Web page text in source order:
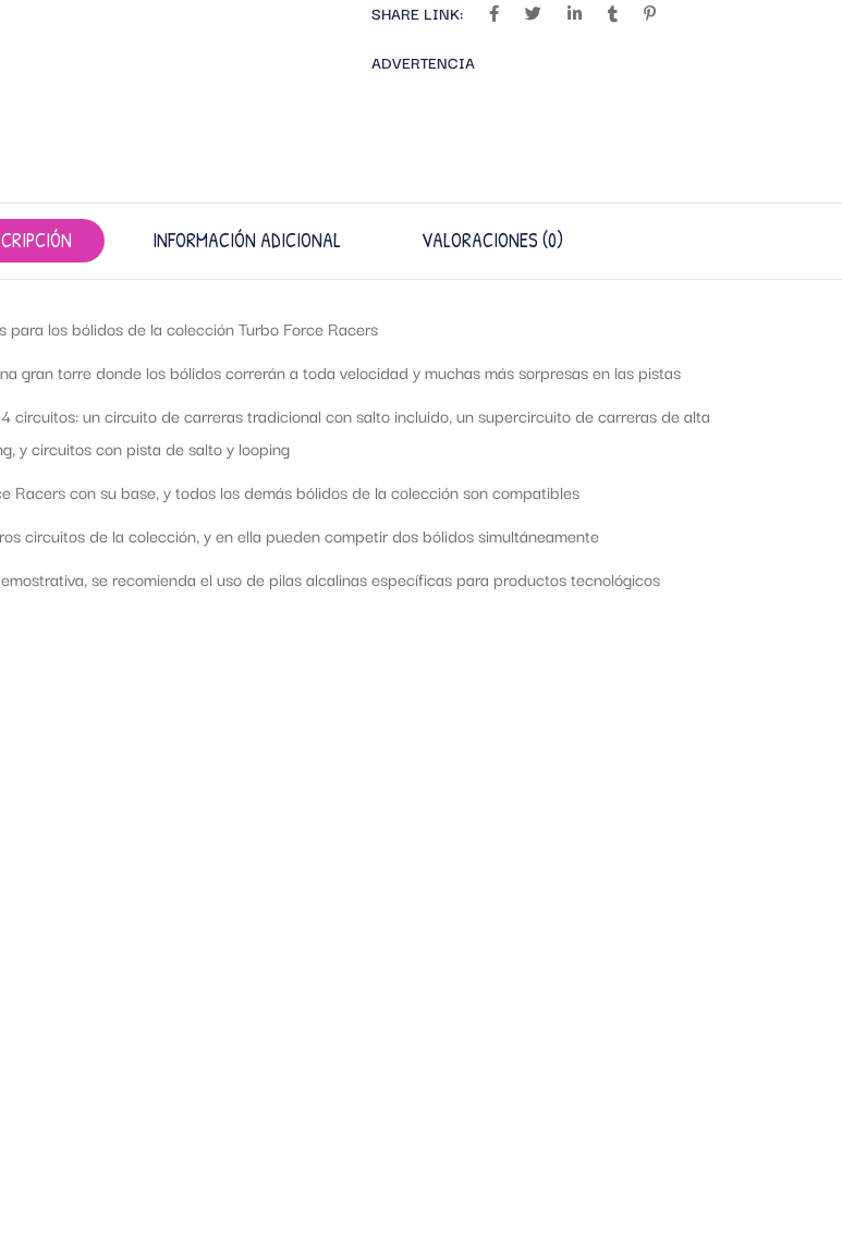
SHARE LINK:
ADVERTENCIA
INFORMACIÓN ADICIONAL VALORACIONES (0)
los bólidos de la colección Turbo Force Racers
gran torre donde los bólidos correrán a toda velocidad y muchas más sorpresas en las pistas
circuitos: un circuito de carreras tradicional con salto incluido, un supercircuito de carreras de alta
y circuitos con pista de salto y looping
Racers con su base, y todos los demás bólidos de la colección son compatibles
circuitos de la colección, y en ella pueden competir dos bólidos simultáneamente
se recomienda el uso de pilas alcalinas específicas para productos tecnológicos